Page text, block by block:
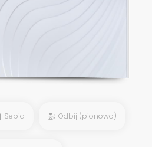
Sepia Odbij (pionowo)